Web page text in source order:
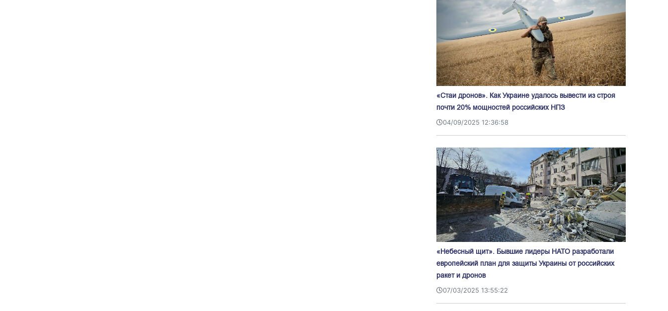
«Стаи дронов». Как Украине удалось вывести из строя
почти 20% мощностей российских НПЗ
04/09/2025 12:36:58
«Небесный щит». Бывшие лидеры НАТО разработали
европейский план для защиты Украины от российских
ракет и дронов
07/03/2025 13:55:22